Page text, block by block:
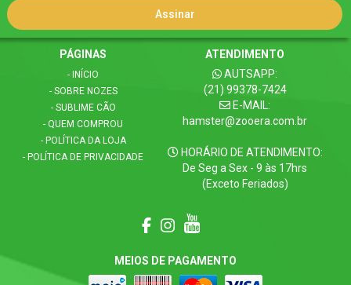
PÁGINAS
- INÍCIO
- SOBRE NOZES
- SUBLIME CÃO
- QUEM COMPROU
- POLÍTICA DA LOJA
- POLÍTICA DE PRIVACIDADE
ATENDIMENTO
AUTSAPP:
(21) 99378-7424
E-MAIL:
hamster@zooera.com.br
HORÁRIO DE ATENDIMENTO:
De Seg a Sex - 9 às 17hrs
(Exceto Feriados)
MEIOS DE PAGAMENTO